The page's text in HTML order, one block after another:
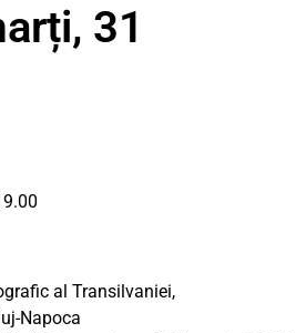
31
al Transilvaniei,
Napoca